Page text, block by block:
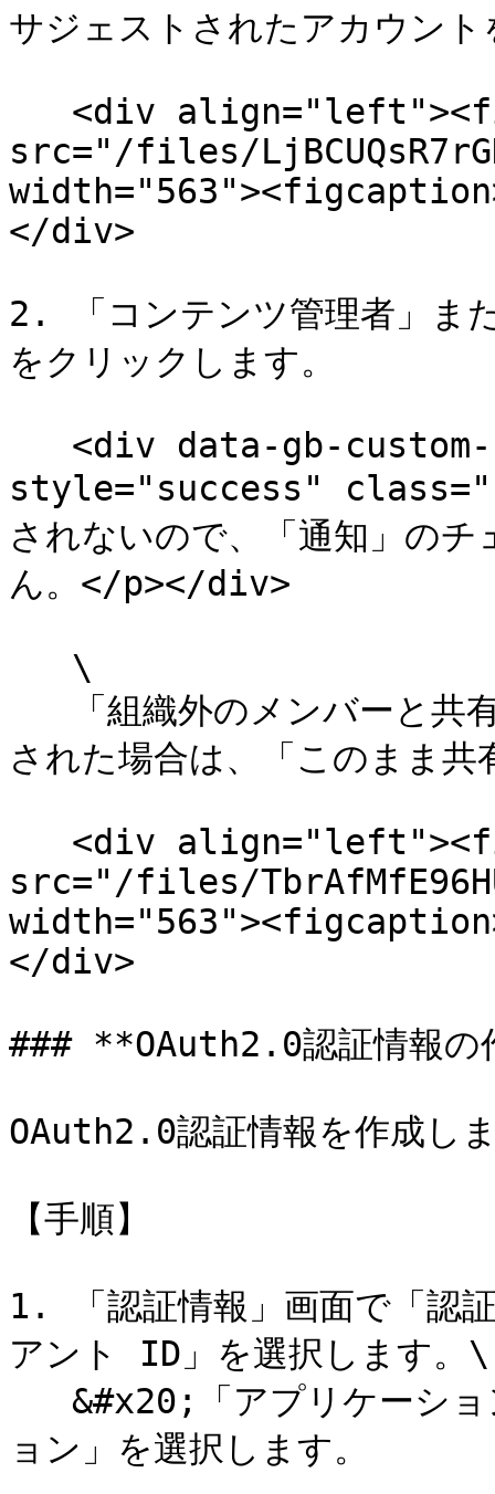
サジェストされたアカウント
src="/files/
</div>
2. 「コンテンツ管理者」ま
をクリックします。
style="success"
されないので、「通知」の
ん。</p></div>
された場合は、「このまま
src="/files/
</div>
### **OAuth2.0認証情報の
OAuth2.0認証情報を作成し
【手順】
1. 「認証情報」画面で「認
アント ID」を選択します。\
ョン」を選択します。